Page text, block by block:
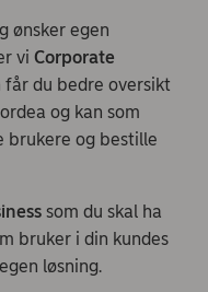
ønsker egen
vi Corporate
får du bedre oversikt
og kan som
brukere og bestille
som du skal ha
bruker i din kundes
løsning.